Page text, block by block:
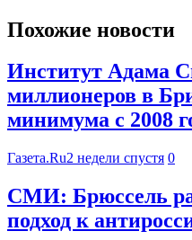
Похожие новости
Институт Адама
миллионеров в
минимума с 2008
Газета.Ru2 недели спустя 0
СМИ: Брюссель
подход к